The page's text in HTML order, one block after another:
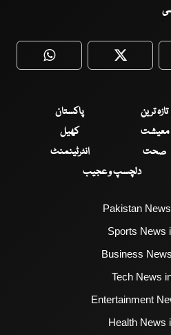
WhatsApp Twitter
تازہ ترین
پاکستان
معیشت
کھیل
صحت
انٹرٹینمنٹ
دلچسپ و عجیب
Pakistan
Sports News
Business
Tech News
Entertainment
Health News